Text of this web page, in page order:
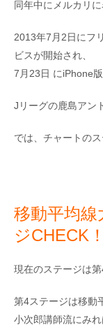
同年中にメルカリ
2013年7月2日にフ
ビスが開始され、
7月23日 にiPhone
Jリーグの鹿島アン
では、チャートの
移動平均
ジCHECK！
現在のステージは
第4ステージは移動
小次郎講師流にみ